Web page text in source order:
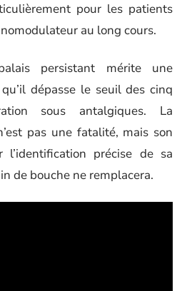
pour les patients
au long cours.
persistant mérite une
dépasse le seuil des cinq
sous antalgiques. La
pas une fatalité, mais son
l’identification précise de sa
de bouche ne remplacera.